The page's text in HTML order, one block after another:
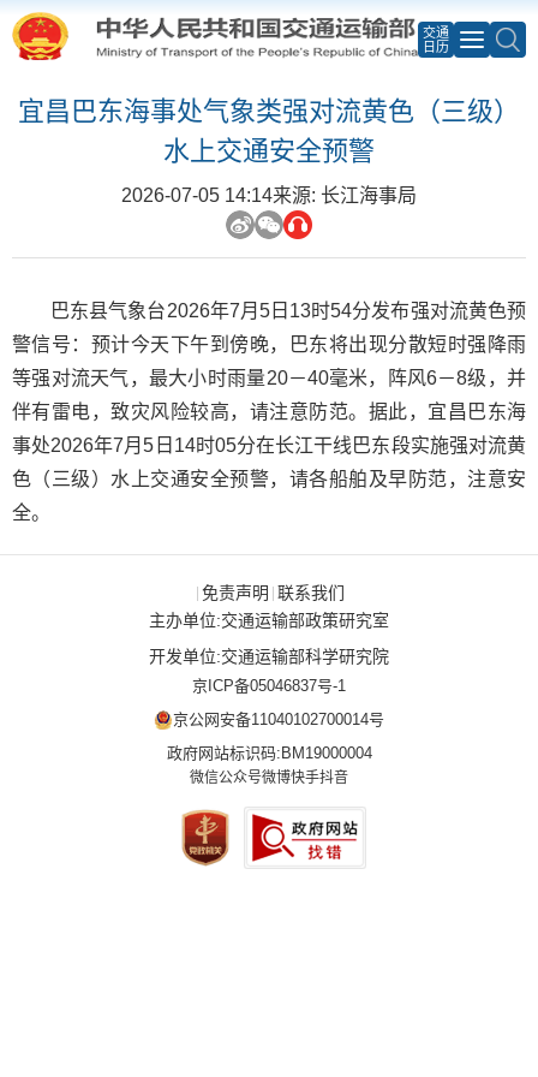
交通
日历
宜昌巴东海事处气象类强对流黄色（三级）
水上交通安全预警
2026-07-05 14:14来源: 长江海事局
巴东县气象台2026年7月5日13时54分发布强对流黄色预
警信号：预计今天下午到傍晚，巴东将出现分散短时强降雨
等强对流天气，最大小时雨量20－40毫米，阵风6－8级，并
伴有雷电，致灾风险较高，请注意防范。据此，宜昌巴东海
事处2026年7月5日14时05分在长江干线巴东段实施强对流黄
色（三级）水上交通安全预警，请各船舶及早防范，注意安
全。
| 免责声明 | 联系我们
主办单位:交通运输部政策研究室
开发单位:交通运输部科学研究院
京ICP备05046837号-1
京公网安备11040102700014号
政府网站标识码:BM19000004
微信公众号微博快手抖音